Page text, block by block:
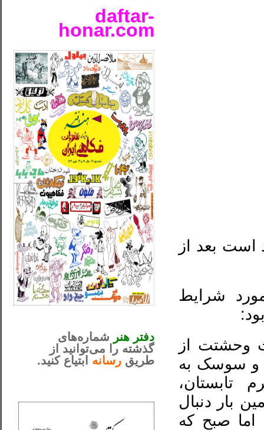
است بعد از
شرایط
وحشتت از
و سوسک به
بار دنبال
اما صبح که
daftar-
honar.com
دفتر هنر شماره‌های
گذشته را می‌توانید از
طریق رسانه ابتیاع کنید.